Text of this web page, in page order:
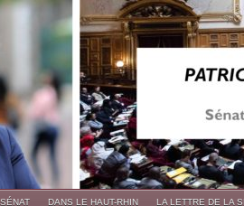
DANS LE HAUT-RHIN LA LETTRE DE LA